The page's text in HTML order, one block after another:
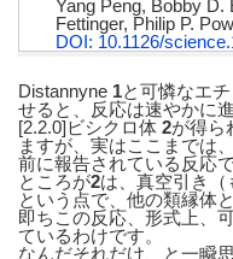
Yang Peng, Bobby D.
Fettinger, Philip P.
DOI: 10.1126/
Distannyne 1と可憐なエ
せると、反応は速やかに
[2.2.0]ビシクロ体 2が得ら
ますが、実はここまでは
前に報告されている反応で
ところが2は、真空引き（
という点で、他の類縁体
即ちこの反応、形式上、
ているわけです。
なんだそれだけ、と一瞬